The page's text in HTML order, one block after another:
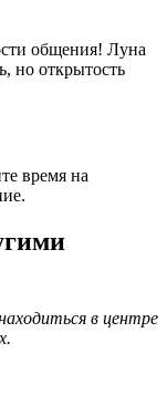
общения! Луна
но открытость
время на
в центре